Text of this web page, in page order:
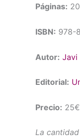
Páginas:
ISBN: 978-
Autor: Javi
Editorial:
Precio: 25€
La